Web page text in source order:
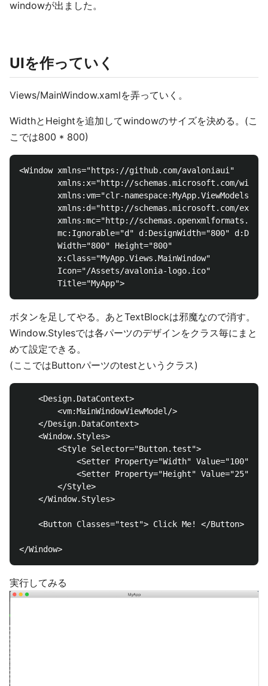
windowが出ました。
UIを作っていく
Views/MainWindow.xamlを弄っていく。
WidthとHeightを追加してwindowのサイズを決める。(こ
こでは800 * 800)
<Window xmlns="https://github.com/avaloniaui"
xmlns:x="http://schemas.microsoft.com/
xmlns:vm="clr-
xmlns:d="http://schemas.microsoft.com/
xmlns:mc="http://
mc:Ignorable="d" d:DesignWidth="800"
        Width="800" Height="800"
        x:Class="MyApp.Views.MainWindow"
        Icon="/Assets/avalonia-logo.ico"
ボタンを足してやる。あとTextBlockは邪魔なので消す。
Window.Stylesでは各パーツのデザインをクラス毎にまと
めて設定できる。
(ここではButtonパーツのtestというクラス)
    <Design.DataContext>
        <vm:MainWindowViewModel/>
    </Design.DataContext>
    <Window.Styles>
        <Style Selector="Button.test">
            <Setter Property="Width" Value="100" />
            <Setter Property="Height" Value="25" />
        </Style>
    </Window.Styles>
    <Button Classes="test"> Click Me! </Button>
実行してみる